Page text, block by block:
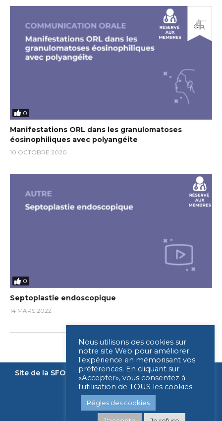
0
Manifestations ORL dans les granulomatoses
éosinophiliques avec polyangéite
10 OCTOBRE 2020
0
Septoplastie endoscopique
14 MARS 2022
Site de la SFORL Nous contacter Mentions légales
Légende
Nous utilisons des cookies sur
notre site Web pour améliorer
l'expérience en mémorisant vos
préférences. En cliquant sur
«Accepter», vous consentez à
l'utilisation de TOUS les cookies.
Régles des cookies